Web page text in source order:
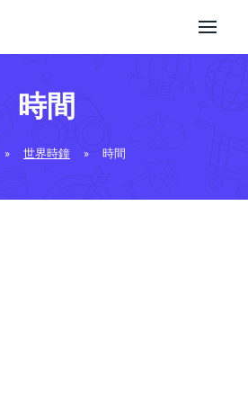
時間
» 世界時鐘 » 時間